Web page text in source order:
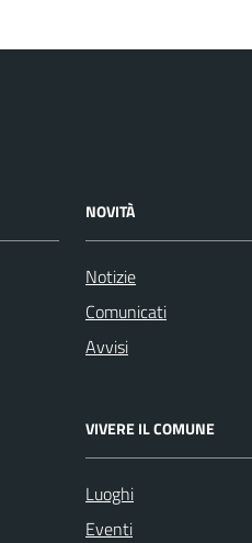
NOVITÀ
Notizie
Comunicati
Avvisi
VIVERE IL COMUNE
Luoghi
Eventi